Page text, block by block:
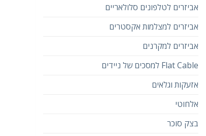
אביזרים לטלפונים סלולאריים
אביזרים למצלמות אקסטרים
אביזרים למקרנים
Flat Cable למסכים של ניידים
אזעקות וגלאים
אלחוטי
בצק סוכר